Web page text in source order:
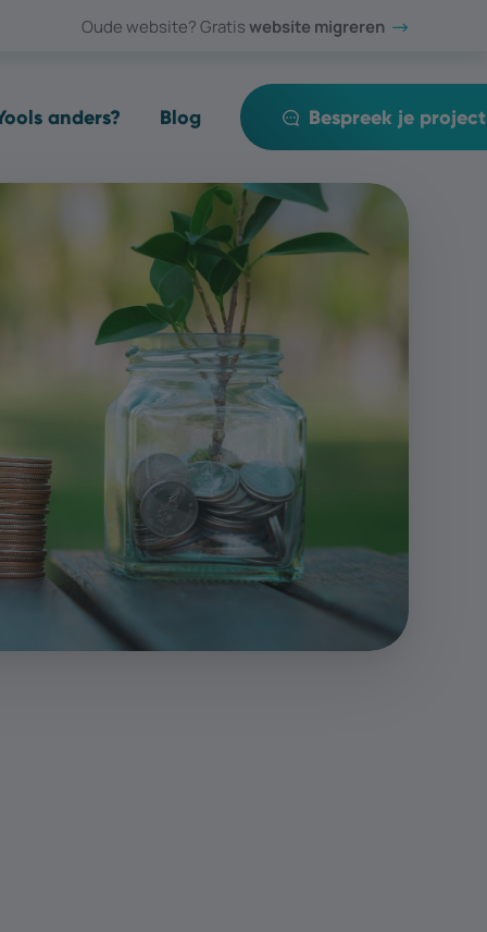
Oude website? Gratiswebsite migreren
anders? Blog Bespreek je project